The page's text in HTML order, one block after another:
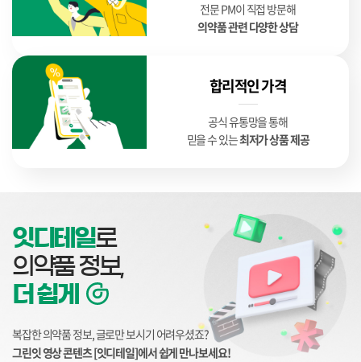
전문 PM이 직접 방문해
의약품 관련 다양한 상담
합리적인 가격
공식 유통망을 통해
믿을 수 있는최저가 상품 제공
잇디테일로
의약품 정보,
더 쉽게
복잡한 의약품 정보, 글로만 보시기 어려우셨죠?
그린잇 영상 콘텐츠 [잇디테일]에서 쉽게 만나보세요!